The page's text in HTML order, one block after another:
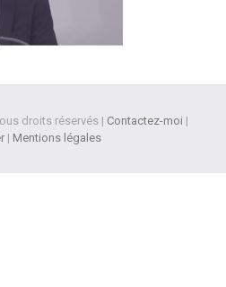
droits réservés | Contactez-moi |
| Mentions légales